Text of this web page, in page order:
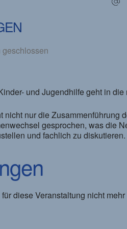
und Jugendhilfe geht in
nicht nur die Zusammenführung
gesprochen, was die
und fachlich zu diskutieren.
diese Veranstaltung nicht